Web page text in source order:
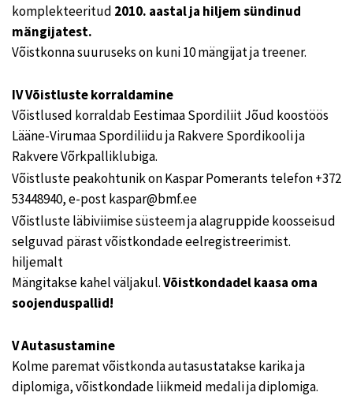
komplekteeritud 2010. aastal ja hiljem sündinud
mängijatest.
Võistkonna suuruseks on kuni 10 mängijat ja treener.
IV Võistluste korraldamine
Võistlused korraldab Eestimaa Spordiliit Jõud koostöös
Lääne-Virumaa Spordiliidu ja Rakvere Spordikooli ja
Rakvere Võrkpalliklubiga.
Võistluste peakohtunik on Kaspar Pomerants telefon +372
53448940, e-post kaspar@bmf.ee
Võistluste läbiviimise süsteem ja alagruppide koosseisud
selguvad pärast võistkondade eelregistreerimist.
hiljemalt
Mängitakse kahel väljakul.Võistkondadel kaasa oma
soojenduspallid!
V Autasustamine
Kolme paremat võistkonda autasustatakse karika ja
diplomiga, võistkondade liikmeid medali ja diplomiga.